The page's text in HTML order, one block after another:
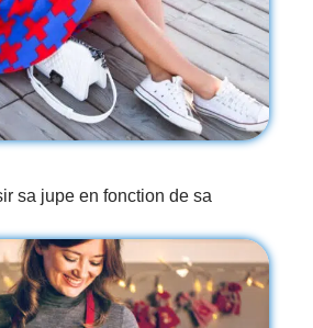
sa jupe en fonction de sa